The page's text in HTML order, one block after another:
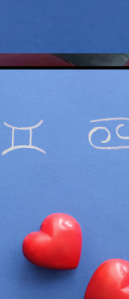
Кроссовер
Только Для США?